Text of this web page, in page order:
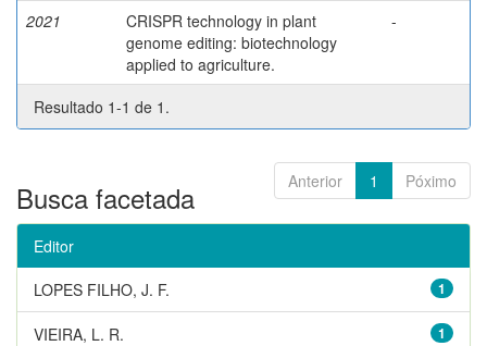
2021
CRISPR technology in plant
genome editing: biotechnology
applied to agriculture.
-
Resultado 1-1 de 1.
Anterior 1 Póximo
Busca facetada
Editor
1
LOPES FILHO, J. F.
1
VIEIRA, L. R.